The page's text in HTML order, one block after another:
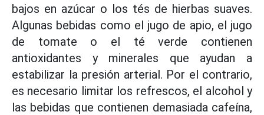
bajos en azúcar o los tés de hierbas suaves.
Algunas bebidas como el jugo de apio, el jugo
de tomate o el té verde contienen
antioxidantes y minerales que ayudan a
estabilizar la presión arterial. Por el contrario,
es necesario limitar los refrescos, el alcohol y
las bebidas que contienen demasiada cafeína,